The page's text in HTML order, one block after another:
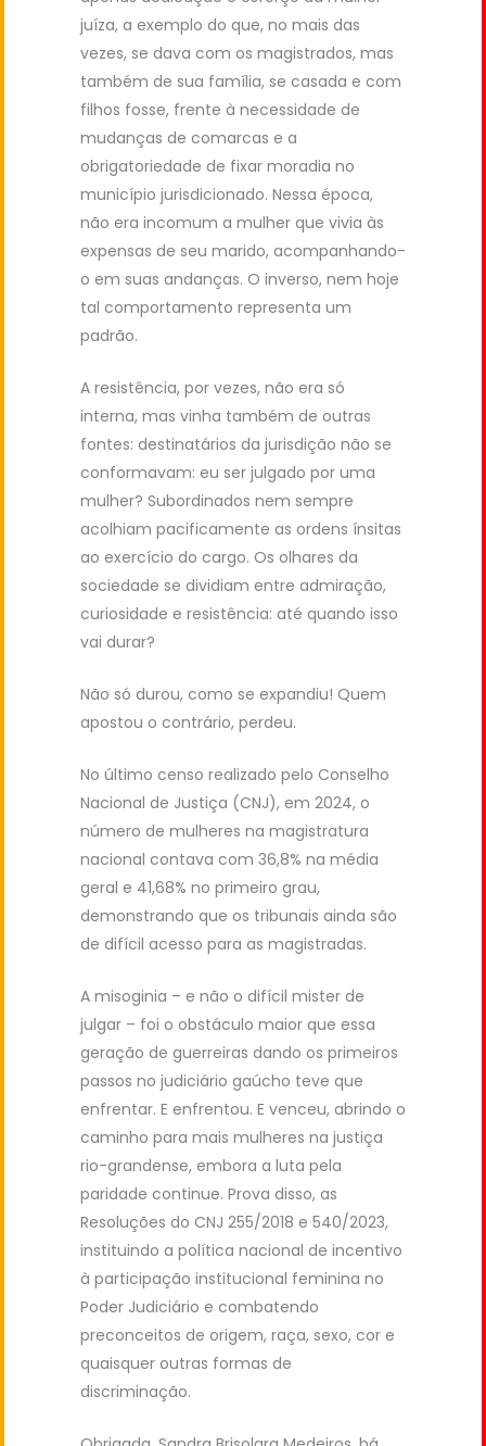
juíza, a exemplo do que, no mais das
vezes, se dava com os magistrados, mas
também de sua família, se casada e com
filhos fosse, frente à necessidade de
mudanças de comarcas e a
obrigatoriedade de fixar moradia no
município jurisdicionado. Nessa época,
não era incomum a mulher que vivia às
expensas de seu marido, acompanhando-
o em suas andanças. O inverso, nem hoje
tal comportamento representa um
padrão.
A resistência, por vezes, não era só
interna, mas vinha também de outras
fontes: destinatários da jurisdição não se
conformavam: eu ser julgado por uma
mulher? Subordinados nem sempre
acolhiam pacificamente as ordens ínsitas
ao exercício do cargo. Os olhares da
sociedade se dividiam entre admiração,
curiosidade e resistência: até quando isso
vai durar?
Não só durou, como se expandiu! Quem
apostou o contrário, perdeu.
No último censo realizado pelo Conselho
Nacional de Justiça (CNJ), em 2024, o
número de mulheres na magistratura
nacional contava com 36,8% na média
geral e 41,68% no primeiro grau,
demonstrando que os tribunais ainda são
de difícil acesso para as magistradas.
A misoginia – e não o difícil mister de
julgar – foi o obstáculo maior que essa
geração de guerreiras dando os primeiros
passos no judiciário gaúcho teve que
enfrentar. E enfrentou. E venceu, abrindo o
caminho para mais mulheres na justiça
rio-grandense, embora a luta pela
paridade continue. Prova disso, as
Resoluções do CNJ 255/2018 e 540/2023,
instituindo a política nacional de incentivo
à participação institucional feminina no
Poder Judiciário e combatendo
preconceitos de origem, raça, sexo, cor e
quaisquer outras formas de
discriminação.